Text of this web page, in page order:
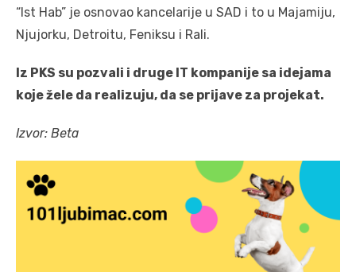
“Ist Hab” je osnovao kancelarije u SAD i to u Majamiju,
Njujorku, Detroitu, Feniksu i Rali.
Iz PKS su pozvali i druge IT kompanije sa idejama
koje žele da realizuju, da se prijave za projekat.
Izvor: Beta